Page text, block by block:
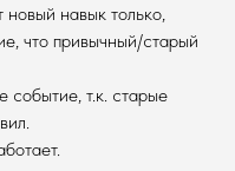
навык только,
что привычный/старый
т.к. старые